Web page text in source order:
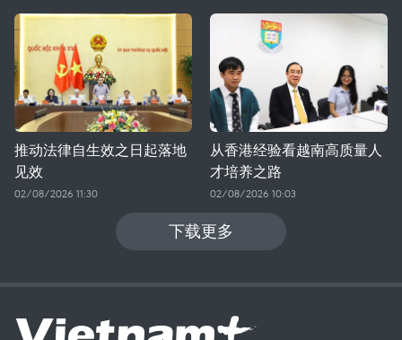
推动法律自生效之日起落地
见效
02/08/2026 11:30
从香港经验看越南高质量人
才培养之路
02/08/2026 10:03
下载更多